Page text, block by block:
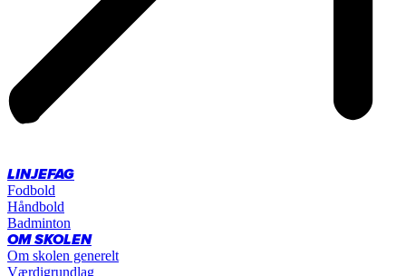
LINJEFAG
Fodbold
Håndbold
Badminton
OM SKOLEN
Om skolen generelt
Værdigrundlag